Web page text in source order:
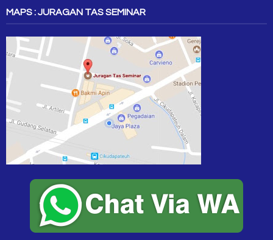
MAPS : JURAGAN TAS SEMINAR